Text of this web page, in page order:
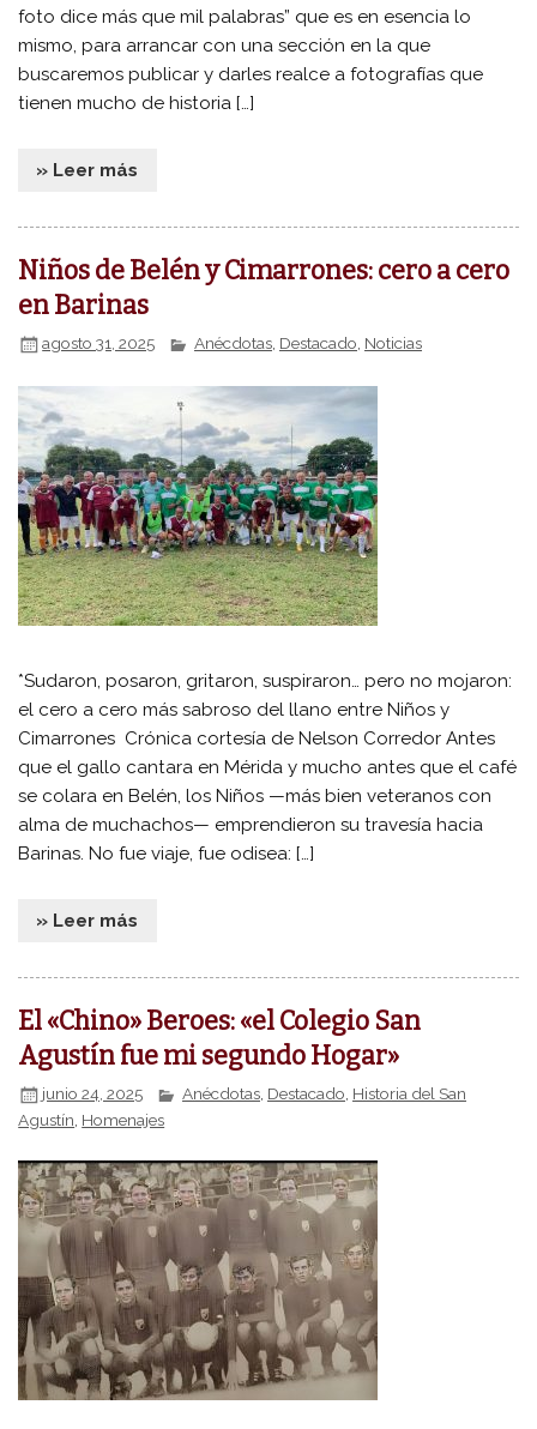
foto dice más que mil palabras” que es en esencia lo
mismo, para arrancar con una sección en la que
buscaremos publicar y darles realce a fotografías que
tienen mucho de historia […]
» Leer más
Niños de Belén y Cimarrones: cero a cero
en Barinas
agosto 31, 2025 Anécdotas, Destacado, Noticias
*Sudaron, posaron, gritaron, suspiraron… pero no mojaron:
el cero a cero más sabroso del llano entre Niños y
Cimarrones Crónica cortesía de Nelson Corredor Antes
que el gallo cantara en Mérida y mucho antes que el café
se colara en Belén, los Niños —más bien veteranos con
alma de muchachos— emprendieron su travesía hacia
Barinas. No fue viaje, fue odisea: […]
» Leer más
El «Chino» Beroes: «el Colegio San
Agustín fue mi segundo Hogar»
junio 24, 2025 Anécdotas Destacado Historia del San
Agustín Homenajes